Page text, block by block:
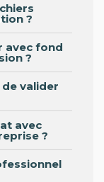
?
avec fond
?
valider
avec
?